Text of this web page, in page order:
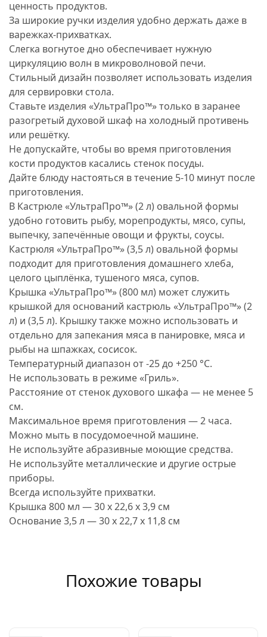
ценность продуктов.
За широкие ручки изделия удобно держать даже в
варежках-прихватках.
Слегка вогнутое дно обеспечивает нужную
циркуляцию волн в микроволновой печи.
Стильный дизайн позволяет использовать изделия
для сервировки стола.
Ставьте изделия «УльтраПро™» только в заранее
разогретый духовой шкаф на холодный противень
или решётку.
Не допускайте, чтобы во время приготовления
кости продуктов касались стенок посуды.
Дайте блюду настояться в течение 5-10 минут после
приготовления.
В Кастрюле «УльтраПро™» (2 л) овальной формы
удобно готовить рыбу, морепродукты, мясо, супы,
выпечку, запечённые овощи и фрукты, соусы.
Кастрюля «УльтраПро™» (3,5 л) овальной формы
подходит для приготовления домашнего хлеба,
целого цыплёнка, тушеного мяса, супов.
Крышка «УльтраПро™» (800 мл) может служить
крышкой для оснований кастрюль «УльтраПро™» (2
л) и (3,5 л). Крышку также можно использовать и
отдельно для запекания мяса в панировке, мяса и
рыбы на шпажках, сосисок.
Температурный диапазон от -25 до +250 °C.
Не использовать в режиме «Гриль».
Расстояние от стенок духового шкафа — не менее 5
см.
Максимальное время приготовления — 2 часа.
Можно мыть в посудомоечной машине.
Не используйте абразивные моющие средства.
Не используйте металлические и другие острые
приборы.
Всегда используйте прихватки.
Крышка 800 мл — 30 х 22,6 х 3,9 см
Основание 3,5 л — 30 х 22,7 х 11,8 см
Похожие товары